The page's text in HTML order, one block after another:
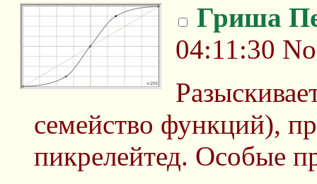
Гриша
04:11:30
семейство функций),
пикрелейтед. Особые